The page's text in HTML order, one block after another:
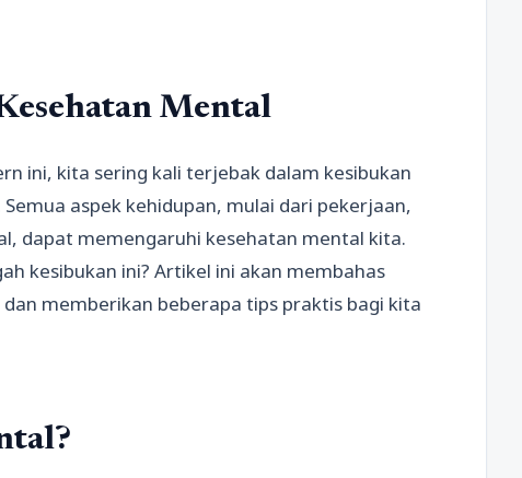
Mental
ini, kita sering kali terjebak dalam kesibukan
aspek kehidupan, mulai dari pekerjaan,
dapat memengaruhi kesehatan mental kita.
kesibukan ini? Artikel ini akan membahas
memberikan beberapa tips praktis bagi kita